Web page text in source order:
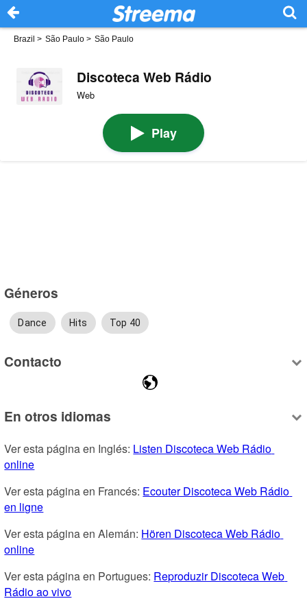
Brazil > São Paulo > São Paulo
Discoteca Web Rádio
Web
Play
Géneros
Dance Hits Top 40
Contacto
En otros idiomas
Ver esta página en Inglés: Listen Discoteca Web Rádio
online
Ver esta página en Francés: Ecouter Discoteca Web Rádio
en ligne
Ver esta página en Alemán: Hören Discoteca Web Rádio
online
Ver esta página en Portugues: Reproduzir Discoteca Web
Rádio ao vivo